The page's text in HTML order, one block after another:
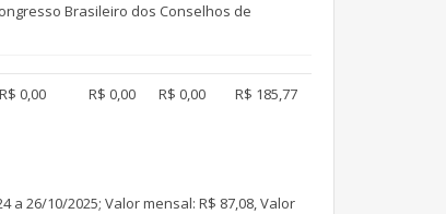
Brasileiro dos Conselhos de
R$ 0,00 R$ 0,00 R$ 0,00 R$ 185,77
26/10/2025; Valor mensal: R$ 87,08, Valor